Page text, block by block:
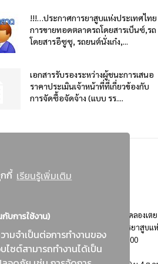
กี้ เรียนรู้เพิ่มเติม
บการใช้งาน)
ามจำเป็นต่อการทำงานของ
ไซต์สามารถทำงานได้เป็น
!!!…ประกาศการยาสูบแห่งประเทศไทย
การขายทอดตลาดรถโดยสารเบ็นซ์,รถ
โดยสารอีซูซุ, รถยนต์นั่งเก๋ง,...
เอกสารรับรองระหว่างผู้ชนะการเสนอ
ราคาประเมินเจ้าหน้าที่ที่เกี่ยวข้องกับ
การจัดซื้อจัดจ้าง (แบบ รร....
184 ถนนพระรามที่ 4 แขวงคลองเตย เขตคลองเตย
ทพมหานคร 10110 ติดต่อประชาสัมพันธ์ การยาสูบแ
ประเทศไทย Call center โทร. 0-2229-1000